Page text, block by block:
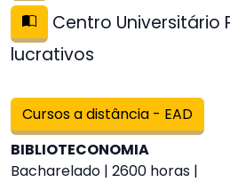
Centro Universitário
lucrativos
Cursos a distância - EAD
BIBLIOTECONOMIA
Bacharelado | 2600 horas |